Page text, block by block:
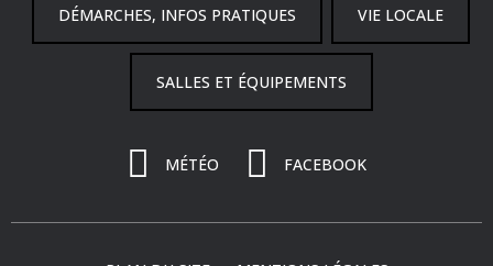
DÉMARCHES, INFOS PRATIQUES VIE LOCALE
SALLES ET ÉQUIPEMENTS
MÉTÉO FACEBOOK